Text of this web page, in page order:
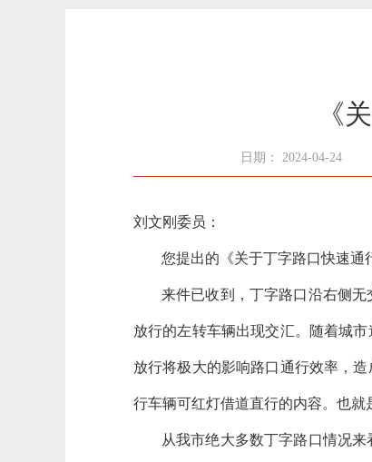
《
日期： 2024-04-24
刘文刚委员：
您提出的《关于丁字路口快速通
来件已收到，丁字路口沿右侧
放行的左转车辆出现交汇。随着城
放行将极大的影响路口通行效率，
行车辆可红灯借道直行的内容。也就
从我市绝大多数丁字路口情况